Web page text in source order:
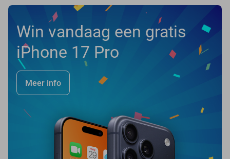
Win vandaag een gratis
iPhone 17 Pro
Meer info